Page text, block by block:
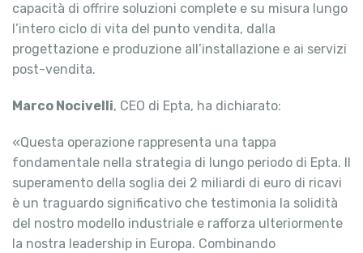
capacità di offrire soluzioni complete e su misura lungo
l’intero ciclo di vita del punto vendita, dalla
progettazione e produzione all’installazione e ai servizi
post-vendita.
Marco Nocivelli, CEO di Epta, ha dichiarato:
«Questa operazione rappresenta una tappa
fondamentale nella strategia di lungo periodo di Epta. Il
superamento della soglia dei 2 miliardi di euro di ricavi
è un traguardo significativo che testimonia la solidità
del nostro modello industriale e rafforza ulteriormente
la nostra leadership in Europa. Combinando